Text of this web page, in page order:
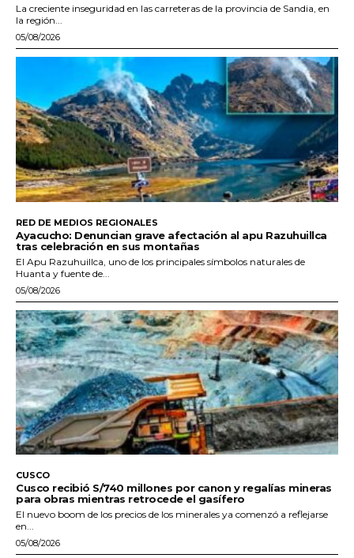
La creciente inseguridad en las carreteras de la provincia de Sandia, en
la región...
05/08/2026
RED DE MEDIOS REGIONALES
Ayacucho: Denuncian grave afectación al apu Razuhuillca
tras celebración en sus montañas
El Apu Razuhuillca, uno de los principales símbolos naturales de
Huanta y fuente de...
05/08/2026
CUSCO
Cusco recibió S/740 millones por canon y regalías mineras
para obras mientras retrocede el gasífero
El nuevo boom de los precios de los minerales ya comenzó a reflejarse
en...
05/08/2026